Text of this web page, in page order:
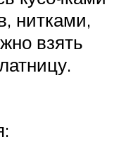
нитками,
взять